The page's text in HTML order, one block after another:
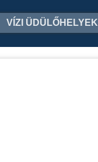
VÍZI ÜDÜLŐHELYEK